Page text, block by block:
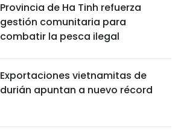
Provincia de Ha Tinh refuerza
gestión comunitaria para
combatir la pesca ilegal
Exportaciones vietnamitas de
durián apuntan a nuevo récord